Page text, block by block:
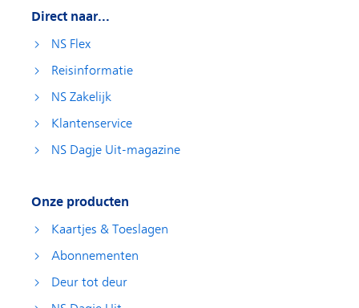
Direct naar...
NS Flex
Reisinformatie
NS Zakelijk
Klantenservice
NS Dagje Uit-magazine
Onze producten
Kaartjes & Toeslagen
Abonnementen
Deur tot deur